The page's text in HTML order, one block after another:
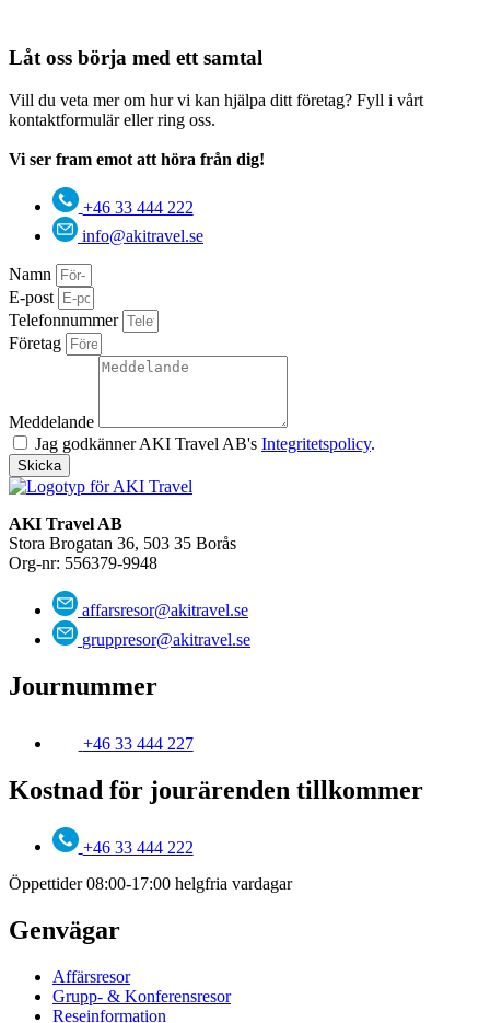
Låt oss börja med ett samtal
Vill du veta mer om hur vi kan hjälpa ditt företag? Fyll i vårt
kontaktformulär eller ring oss.
Vi ser fram emot att höra från dig!
+46 33 444 222
info@akitravel.se
Namn
E-post
Telefonnummer
Företag
Meddelande
Jag godkänner AKI Travel AB's Integritetspolicy.
Skicka
AKI Travel AB
Stora Brogatan 36, 503 35 Borås
Org-nr: 556379-9948
affarsresor@akitravel.se
gruppresor@akitravel.se
Journummer
+46 33 444 227
Kostnad för jourärenden tillkommer
+46 33 444 222
Öppettider 08:00-17:00 helgfria vardagar
Genvägar
Affärsresor
Grupp- & Konferensresor
Reseinformation